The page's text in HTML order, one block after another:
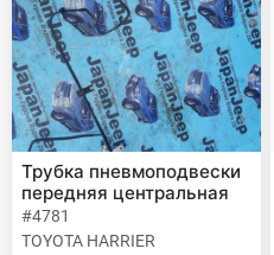
Трубка пневмоподвески
передняя центральная
#4781
TOYOTA HARRIER